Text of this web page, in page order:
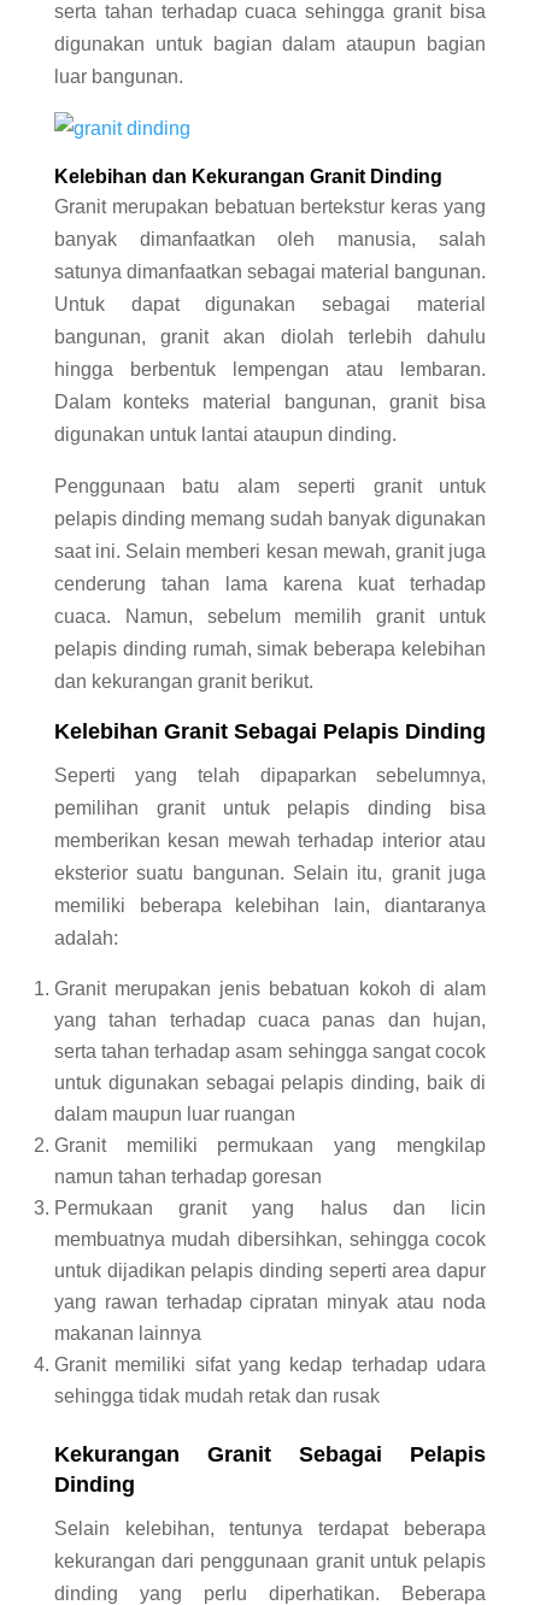
serta tahan terhadap cuaca sehingga granit bisa
digunakan untuk bagian dalam ataupun bagian
luar bangunan.
Kelebihan dan Kekurangan Granit Dinding
Granit merupakan bebatuan bertekstur keras yang
banyak dimanfaatkan oleh manusia, salah
satunya dimanfaatkan sebagai material bangunan.
Untuk dapat digunakan sebagai material
bangunan, granit akan diolah terlebih dahulu
hingga berbentuk lempengan atau lembaran.
Dalam konteks material bangunan, granit bisa
digunakan untuk lantai ataupun dinding.
Penggunaan batu alam seperti granit untuk
pelapis dinding memang sudah banyak digunakan
saat ini. Selain memberi kesan mewah, granit juga
cenderung tahan lama karena kuat terhadap
cuaca. Namun, sebelum memilih granit untuk
pelapis dinding rumah, simak beberapa kelebihan
dan kekurangan granit berikut.
Kelebihan Granit Sebagai Pelapis Dinding
Seperti yang telah dipaparkan sebelumnya,
pemilihan granit untuk pelapis dinding bisa
memberikan kesan mewah terhadap interior atau
eksterior suatu bangunan. Selain itu, granit juga
memiliki beberapa kelebihan lain, diantaranya
adalah:
Granit merupakan jenis bebatuan kokoh di alam
yang tahan terhadap cuaca panas dan hujan,
serta tahan terhadap asam sehingga sangat cocok
untuk digunakan sebagai pelapis dinding, baik di
dalam maupun luar ruangan
Granit memiliki permukaan yang mengkilap
namun tahan terhadap goresan
Permukaan granit yang halus dan licin
membuatnya mudah dibersihkan, sehingga cocok
untuk dijadikan pelapis dinding seperti area dapur
yang rawan terhadap cipratan minyak atau noda
makanan lainnya
Granit memiliki sifat yang kedap terhadap udara
sehingga tidak mudah retak dan rusak
Kekurangan Granit Sebagai Pelapis
Dinding
Selain kelebihan, tentunya terdapat beberapa
kekurangan dari penggunaan granit untuk pelapis
dinding yang perlu diperhatikan. Beberapa